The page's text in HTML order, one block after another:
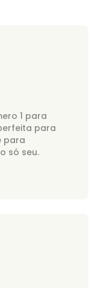
1 para
para
para
só seu.